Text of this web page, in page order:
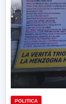
POLITICA